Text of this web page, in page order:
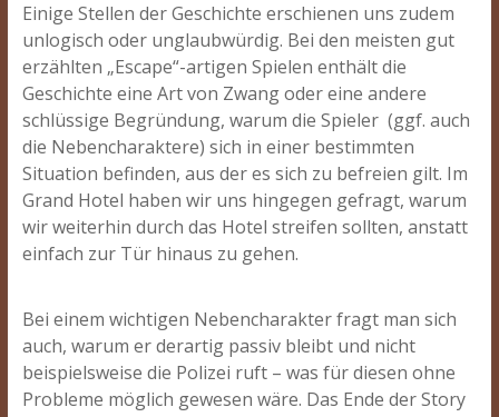
Einige Stellen der Geschichte erschienen uns zudem
unlogisch oder unglaubwürdig. Bei den meisten gut
erzählten „Escape“-artigen Spielen enthält die
Geschichte eine Art von Zwang oder eine andere
schlüssige Begründung, warum die Spieler (ggf. auch
die Nebencharaktere) sich in einer bestimmten
Situation befinden, aus der es sich zu befreien gilt. Im
Grand Hotel haben wir uns hingegen gefragt, warum
wir weiterhin durch das Hotel streifen sollten, anstatt
einfach zur Tür hinaus zu gehen.
Bei einem wichtigen Nebencharakter fragt man sich
auch, warum er derartig passiv bleibt und nicht
beispielsweise die Polizei ruft – was für diesen ohne
Probleme möglich gewesen wäre. Das Ende der Story